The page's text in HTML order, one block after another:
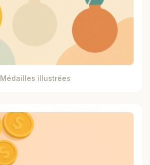
Médailles illustrées